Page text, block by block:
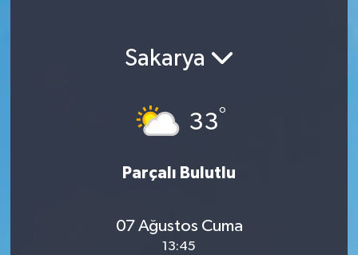
Sakarya
33°
Parçalı Bulutlu
07 Ağustos Cuma
13:45